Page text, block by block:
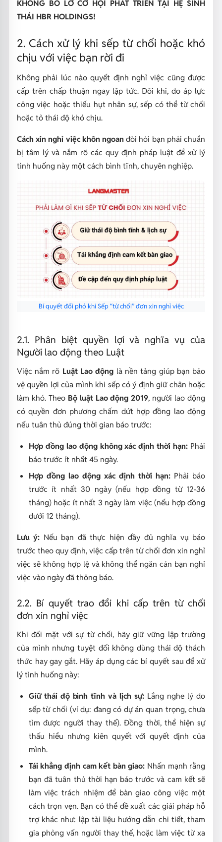
KHÔNG BỎ LỠ CƠ HỘI PHÁT TRIỂN TẠI HỆ SINH
THÁI HBR HOLDINGS!
2. Cách xử lý khi sếp từ chối hoặc khó
chịu với việc bạn rời đi
Không phải lúc nào quyết định nghỉ việc cũng được
cấp trên chấp thuận ngay lập tức. Đôi khi, do áp lực
công việc hoặc thiếu hụt nhân sự, sếp có thể từ chối
hoặc tỏ thái độ khó chịu.
Cách xin nghỉ việc khôn ngoan đòi hỏi bạn phải chuẩn
bị tâm lý và nắm rõ các quy định pháp luật để xử lý
tình huống này một cách bình tĩnh, chuyên nghiệp.
Bí quyết đối phó khi Sếp “từ chối” đơn xin nghỉ việc
2.1. Phân biệt quyền lợi và nghĩa vụ của
Người lao động theo Luật
Việc nắm rõ Luật Lao động là nền tảng giúp bạn bảo
vệ quyền lợi của mình khi sếp có ý định giữ chân hoặc
làm khó. Theo Bộ luật Lao động 2019, người lao động
có quyền đơn phương chấm dứt hợp đồng lao động
nếu tuân thủ đúng thời gian báo trước:
Hợp đồng lao động không xác định thời hạn: Phải
báo trước ít nhất 45 ngày.
Hợp đồng lao động xác định thời hạn: Phải báo
trước ít nhất 30 ngày (nếu hợp đồng từ 12-36
tháng) hoặc ít nhất 3 ngày làm việc (nếu hợp đồng
dưới 12 tháng).
Lưu ý: Nếu bạn đã thực hiện đầy đủ nghĩa vụ báo
trước theo quy định, việc cấp trên từ chối đơn xin nghỉ
việc sẽ không hợp lệ và không thể ngăn cản bạn nghỉ
việc vào ngày đã thông báo.
2.2. Bí quyết trao đổi khi cấp trên từ chối
đơn xin nghỉ việc
Khi đối mặt với sự từ chối, hãy giữ vững lập trường
của mình nhưng tuyệt đối không dùng thái độ thách
thức hay gay gắt. Hãy áp dụng các bí quyết sau để xử
lý tình huống này:
Giữ thái độ bình tĩnh và lịch sự: Lắng nghe lý do
sếp từ chối (ví dụ: đang có dự án quan trọng, chưa
tìm được người thay thế). Đồng thời, thể hiện sự
thấu hiểu nhưng kiên quyết với quyết định của
mình.
Tái khẳng định cam kết bàn giao: Nhấn mạnh rằng
bạn đã tuân thủ thời hạn báo trước và cam kết sẽ
làm việc trách nhiệm để bàn giao công việc một
cách trọn vẹn. Bạn có thể đề xuất các giải pháp hỗ
trợ khác như: lập tài liệu hướng dẫn chi tiết, tham
gia phỏng vấn người thay thế, hoặc làm việc từ xa